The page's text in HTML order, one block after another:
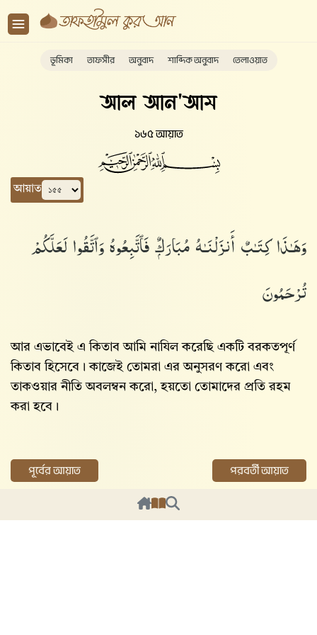
ভূমিকা তাফসীর অনুবাদ শাব্দিক অনুবাদ তেলাওয়াত
আল আন'আম
১৬৫ আয়াত
আয়াত
وَهَـٰذَا كِتَـٰبٌ أَنزَلْنَـٰهُ مُبَارَكٌۭ فَٱتَّبِعُوهُ وَٱتَّقُوا۟ لَعَلَّكُمْ
تُرْحَمُونَ
আর এভাবেই এ কিতাব আমি নাযিল করেছি একটি বরকতপূর্ণ
কিতাব হিসেবে। কাজেই তোমরা এর অনুসরণ করো এবং
তাকওয়ার নীতি অবলম্বন করো, হয়তো তোমাদের প্রতি রহম
করা হবে।
পূর্বের আয়াত পরবর্তী আয়াত